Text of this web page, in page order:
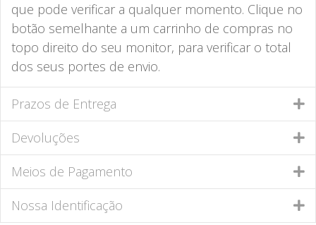
que pode verificar a qualquer momento. Clique no
botão semelhante a um carrinho de compras no
topo direito do seu monitor, para verificar o total
dos seus portes de envio.
Prazos de Entrega
Devoluções
Meios de Pagamento
Nossa Identificação